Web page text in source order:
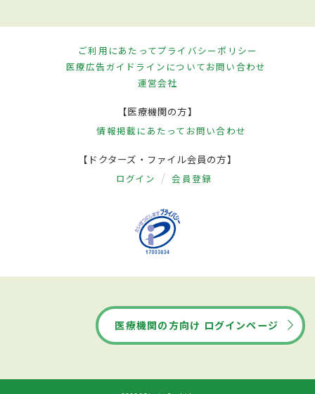
ご利用にあたってプライバシーポリシー
医療広告ガイドラインについてお問い合わせ
運営会社
【医療機関の方】
情報掲載にあたって お問い合わせ
【ドクターズ・ファイル会員の方】
ログイン 会員登録
医療機関の方向け ログインページ